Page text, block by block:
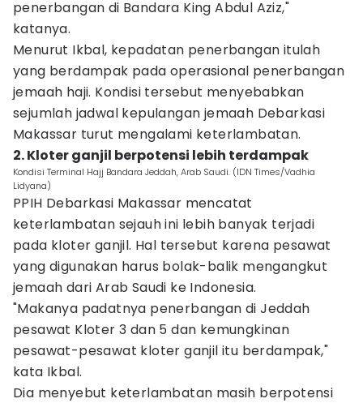
penerbangan di Bandara King Abdul Aziz,"
katanya.
Menurut Ikbal, kepadatan penerbangan itulah
yang berdampak pada operasional penerbangan
jemaah haji. Kondisi tersebut menyebabkan
sejumlah jadwal kepulangan jemaah Debarkasi
Makassar turut mengalami keterlambatan.
2. Kloter ganjil berpotensi lebih terdampak
Kondisi Terminal Hajj Bandara Jeddah, Arab Saudi. (IDN Times/Vadhia
Lidyana)
PPIH Debarkasi Makassar mencatat
keterlambatan sejauh ini lebih banyak terjadi
pada kloter ganjil. Hal tersebut karena pesawat
yang digunakan harus bolak-balik mengangkut
jemaah dari Arab Saudi ke Indonesia.
"Makanya padatnya penerbangan di Jeddah
pesawat Kloter 3 dan 5 dan kemungkinan
pesawat-pesawat kloter ganjil itu berdampak,"
kata Ikbal.
Dia menyebut keterlambatan masih berpotensi